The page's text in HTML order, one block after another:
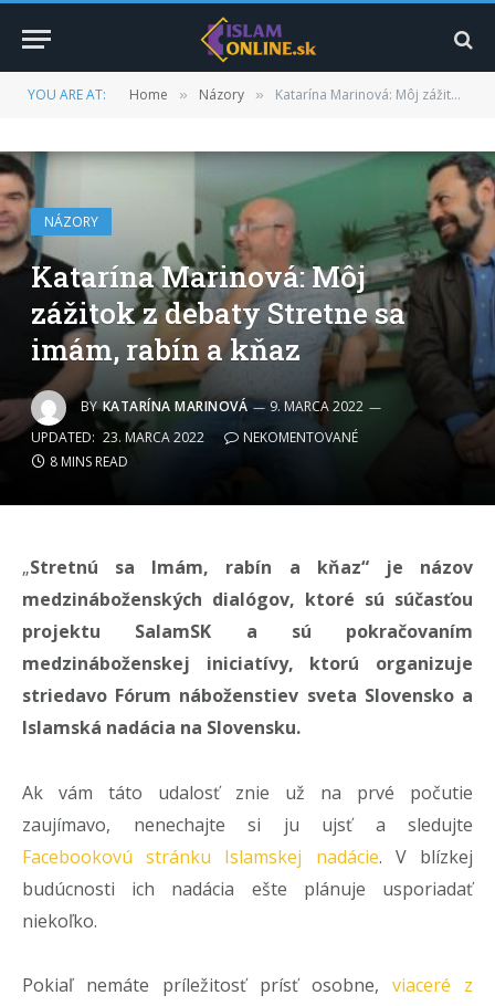
YOU ARE AT: Home » Názory » Katarína Marinová: Môj zážitok z debaty Stretne sa imám, rabín a kňaz
NÁZORY
Katarína Marinová: Môj
zážitok z debaty Stretne sa
imám, rabín a kňaz
BY KATARÍNA MARINOVÁ
9. MARCA 2022
UPDATED: 23. MARCA 2022
NEKOMENTOVANÉ
8 MINS READ
„Stretnú sa Imám, rabín a kňaz“ je názov
medzináboženských dialógov, ktoré sú súčasťou
projektu SalamSK a sú pokračovaním
medzináboženskej iniciatívy, ktorú organizuje
striedavo Fórum náboženstiev sveta Slovensko a
Islamská nadácia na Slovensku.
Ak vám táto udalosť znie už na prvé počutie
zaujímavo, nenechajte si ju ujsť a sledujte
Facebookovú stránku Islamskej nadácie. V blízkej
budúcnosti ich nadácia ešte plánuje usporiadať
niekoľko.
Pokiaľ nemáte príležitosť prísť osobne, viaceré z